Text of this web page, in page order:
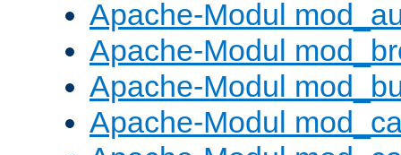
Apache-Modul
Apache-Modul
Apache-Modul
Apache-Modul